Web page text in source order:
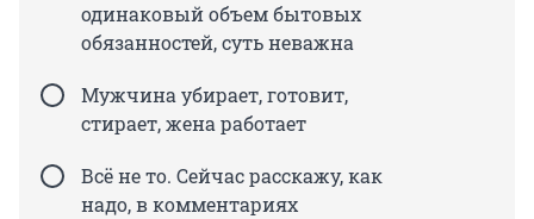
одинаковый объем бытовых
обязанностей, суть неважна
Мужчина убирает, готовит,
стирает, жена работает
Всё не то. Сейчас расскажу, как
надо, в комментариях